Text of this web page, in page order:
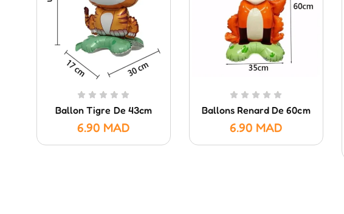
Ballon Tigre De 43cm
6.90 MAD
Ballons Renard De 60cm
6.90 MAD